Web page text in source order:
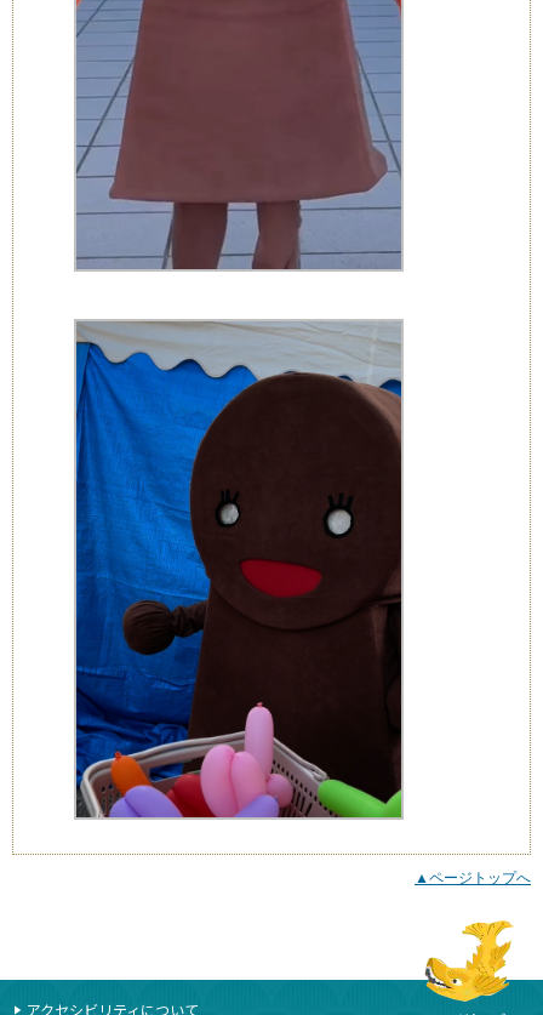
▲ページトップへ
アクセシビリティについて